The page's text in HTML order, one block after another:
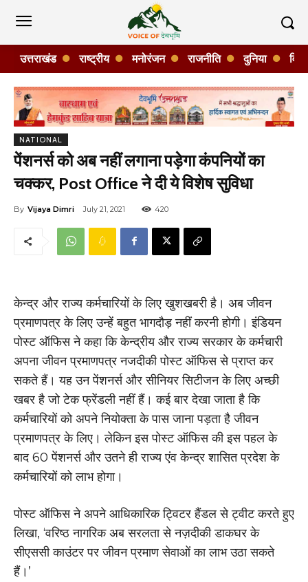
उत्तराखंड राष्ट्रीय मनोरंजन राजनीति दुनिया
NATIONAL
पेंशनर्स को अब नहीं लगाना पड़ेगा कंपनियों का
चक्कर, Post Office ने दी ये विशेष सुविधा
By Vijaya Dimri July 21, 2021 420
केन्द्र और राज्य कर्मचारियों के लिए खुशखबरी है। अब जीवन
प्रमाणपत्र के लिए उन्हें बहुत भागदौड़ नहीं करनी होगी। इंडियन
पोस्ट ऑफिस ने कहा कि केन्द्रीय और राज्य सरकार के कर्मचारी
अपना जीवन प्रमाणपत्र नजदीकी पोस्ट ऑफिस से प्राप्त कर
सकते हैं। यह उन पेंशनर्स और सीनियर सिटीजन के लिए अच्छी
खबर है जो टेक फ्रेंडली नहीं हैं। कई बार देखा जाता है कि
कर्मचारियों को अपने नियोक्ता के पास जाना पड़ता है जीवन
प्रमाणपत्र के लिए। लेकिन इस पोस्ट ऑफिस की इस पहल के
बाद 60 पेंशनर्स और उतने ही राज्य एंव केन्द्र शासित प्रदेश के
कर्मचारियों को लाभ होगा।
पोस्ट ऑफिस ने अपने आधिकारिक ट्विटर हैंडल से ट्वीट करते हुए
लिखा, ‘वरिष्ठ नागरिक अब सरलता से नज़दीकी डाकघर के
सीएससी काउंटर पर जीवन प्रमाण सेवाओं का लाभ उठा सकते
हैं।’